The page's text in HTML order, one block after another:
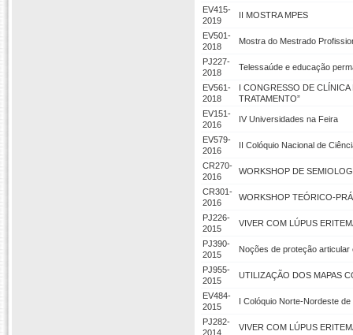
EV415-
2019
II MOSTRA MPES
EV501-
2018
Mostra do Mestrado
PJ227-
2018
Telessaúde e educação
EV561-
2018
I CONGRESSO DE
TRATAMENTO”
EV151-
2016
IV Universidades na Feira
EV579-
2016
II Colóquio Nacional de
CR270-
2016
WORKSHOP DE
CR301-
2016
WORKSHOP TEÓRICO-
PJ226-
2015
VIVER COM LÚPUS
PJ390-
2015
Noções de proteção
PJ955-
2015
UTILIZAÇÃO DOS MAPAS
EV484-
2015
I Colóquio Norte-Nordeste
PJ282-
2014
VIVER COM LÚPUS